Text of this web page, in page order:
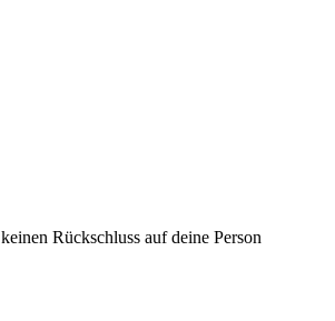
Rückschluss auf deine Person